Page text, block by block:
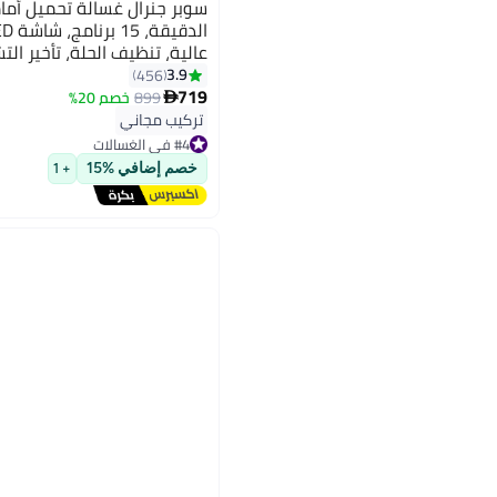
عالية، تنظيف الحلة، تأخير
3.9
456
719
899 خصم 20%
تركيب مجاني
#4 في الغسالات
تم بيع +180 مؤخرًا
#4 في الغسالات
خصم إضافي %15 + 1